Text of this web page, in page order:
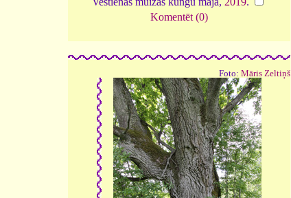
Komentēt (0)
Foto: Māris Zeltiņš